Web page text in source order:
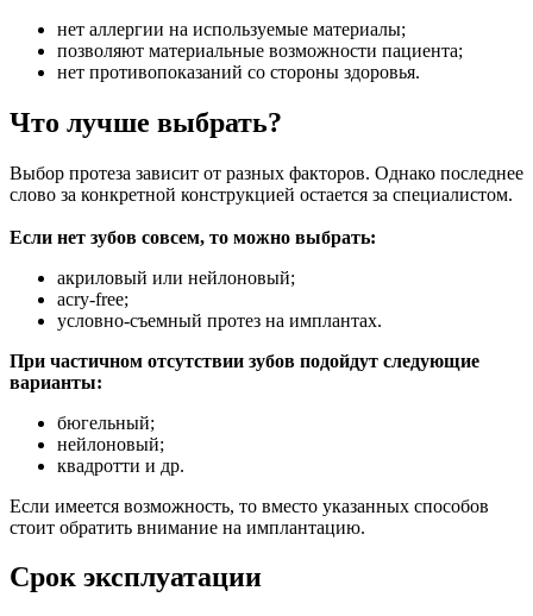
нет аллергии на используемые материалы;
позволяют материальные возможности пациента;
нет противопоказаний со стороны здоровья.
Что лучше выбрать?
Выбор протеза зависит от разных факторов. Однако последнее
слово за конкретной конструкцией остается за специалистом.
Если нет зубов совсем, то можно выбрать:
акриловый или нейлоновый;
acry-free;
условно-съемный протез на имплантах.
При частичном отсутствии зубов подойдут следующие
варианты:
бюгельный;
нейлоновый;
квадротти и др.
Если имеется возможность, то вместо указанных способов
стоит обратить внимание на имплантацию.
Срок эксплуатации